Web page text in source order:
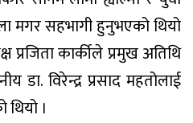
मगर सहभागी हुनुभएको थियो
प्रजिता कार्कीले प्रमुख अतिथि
डा. विरेन्द्र प्रसाद महतोलाई
थियो ।